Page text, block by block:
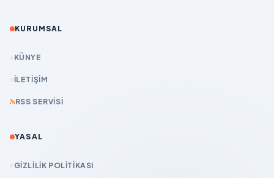
KURUMSAL
KÜNYE
İLETIŞIM
RSS SERVISI
YASAL
GIZLILIK POLITIKASI